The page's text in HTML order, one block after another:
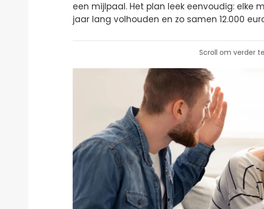
een mijlpaal. Het plan leek eenvoudig: elke
jaar lang volhouden en zo samen 12.000
Scroll om verder